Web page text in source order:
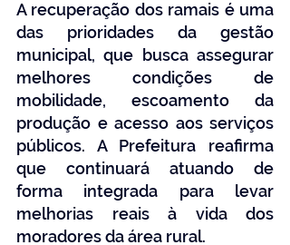
A recuperação dos ramais é uma
das prioridades da gestão
municipal, que busca assegurar
melhores condições de
mobilidade, escoamento da
produção e acesso aos serviços
públicos. A Prefeitura reafirma
que continuará atuando de
forma integrada para levar
melhorias reais à vida dos
moradores da área rural.